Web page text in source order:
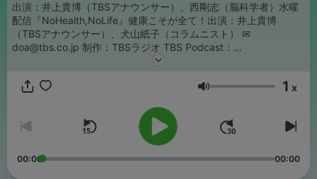
出演：井上貴博（TBSアナウンサー）、西剛志（脳科学者）水曜
配信『NoHealth,NoLife』健康こそが全て！出演：井上貴博
（TBSアナウンサー）、犬山紙子（コラムニスト） ✉
doa@tbs.co.jp 制作：TBSラジオ TBS Podcast：
https://www.tbsradio.jp/podcast/
Volume 1 x
00:00 00:00